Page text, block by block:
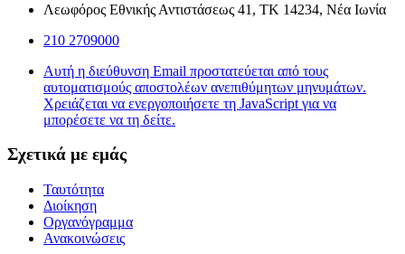
Λεωφόρος Εθνικής Αντιστάσεως 41, ΤΚ 14234, Νέα Ιωνία
210 2709000
Αυτή η διεύθυνση Email προστατεύεται από τους
αυτοματισμούς αποστολέων ανεπιθύμητων μηνυμάτων.
Χρειάζεται να ενεργοποιήσετε τη JavaScript για να
μπορέσετε να τη δείτε.
Σχετικά με εμάς
Ταυτότητα
Διοίκηση
Οργανόγραμμα
Ανακοινώσεις